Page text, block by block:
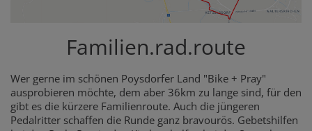
Familien.rad.route
Wer gerne im schönen Poysdorfer Land "Bike + Pray"
ausprobieren möchte, dem aber 36km zu lange sind, für den
gibt es die kürzere Familienroute. Auch die jüngeren
Pedalritter schaffen die Runde ganz bravourös. Gebetshilfen